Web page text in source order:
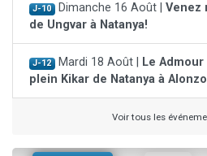
J-10 Dimanche 16 Août | Venez
de Ungvar à Natanya!
J-12 Mardi 18 Août |
Le
plein Kikar de Natanya à
Voir tous les